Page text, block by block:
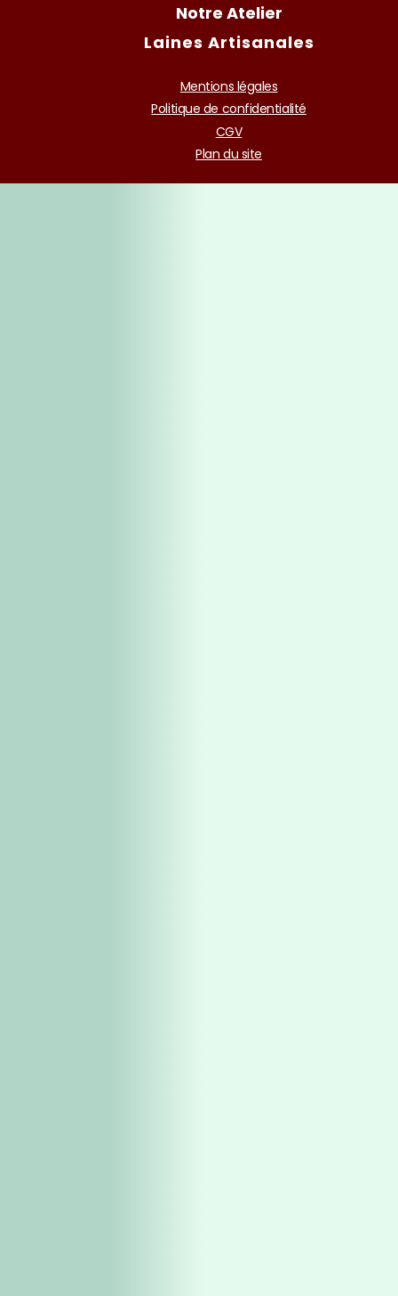
Notre Atelier
Laines Artisanales
Mentions légales
Politique de confidentialité
CGV
Plan du site